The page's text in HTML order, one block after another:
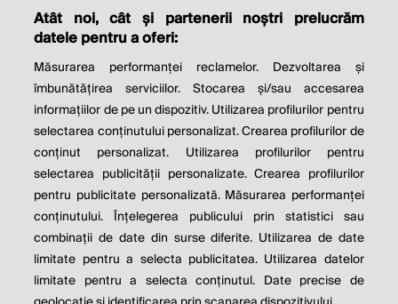
THE SOCIAL RESPONSIBILITY OF
BUSINESS IS TO INCREASE ITS
PROFITS.
Milton Friedman
© 2026 Profit.ro. Toate drepturile rezervate.
Dezvoltat de1616.ro
Contact Publicitate Despre noi
Politica de cookie Politica de
confidențialitate
Atât noi, cât și partenerii noștri prelucrăm
datele pentru a oferi:
Măsurarea performanței reclamelor. Dezvoltarea și
îmbunătățirea serviciilor. Stocarea și/sau accesarea
informațiilor de pe un dispozitiv. Utilizarea profilurilor pentru
selectarea conținutului personalizat. Crearea profilurilor de
conținut personalizat. Utilizarea profilurilor pentru
selectarea publicității personalizate. Crearea profilurilor
pentru publicitate personalizată. Măsurarea performanței
conținutului. Înțelegerea publicului prin statistici sau
combinații de date din surse diferite. Utilizarea de date
limitate pentru a selecta publicitatea. Utilizarea datelor
limitate pentru a selecta conținutul. Date precise de